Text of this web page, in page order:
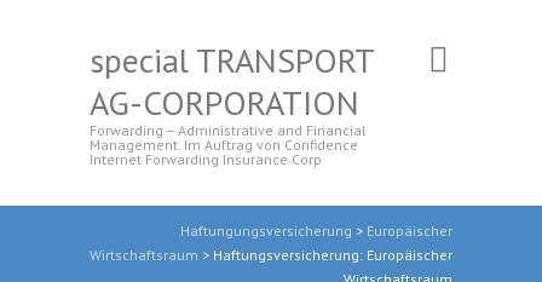
special TRANSPORT
AG-CORPORATION
Forwarding – Administrative and Financial
Management. Im Auftrag von Confidence
Internet Forwarding Insurance Corp
Haftungungsversicherung > Europäischer
Wirtschaftsraum > Haftungsversicherung: Europäischer